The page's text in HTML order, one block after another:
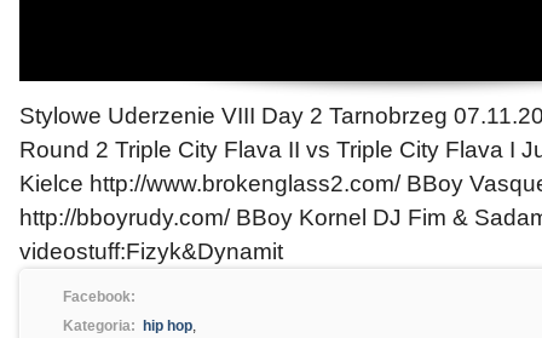
Stylowe Uderzenie VIII Day 2 Tarnobrzeg
Round 2 Triple City Flava II vs Triple City Flava I
Kielce http://www.brokenglass2.com/ BBoy
http://bboyrudy.com/ BBoy Kornel DJ Fim &
videostuff:Fizyk&Dynamit
Facebook:
Kategoria:
hip hop,